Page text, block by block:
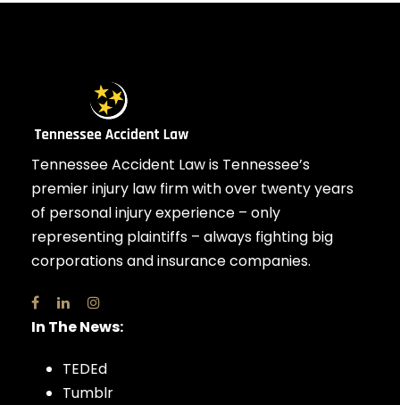
Tennessee Accident Law is Tennessee’s
premier injury law firm with over twenty years
of personal injury experience – only
representing plaintiffs – always fighting big
corporations and insurance companies.
In The News:
TEDEd
Tumblr